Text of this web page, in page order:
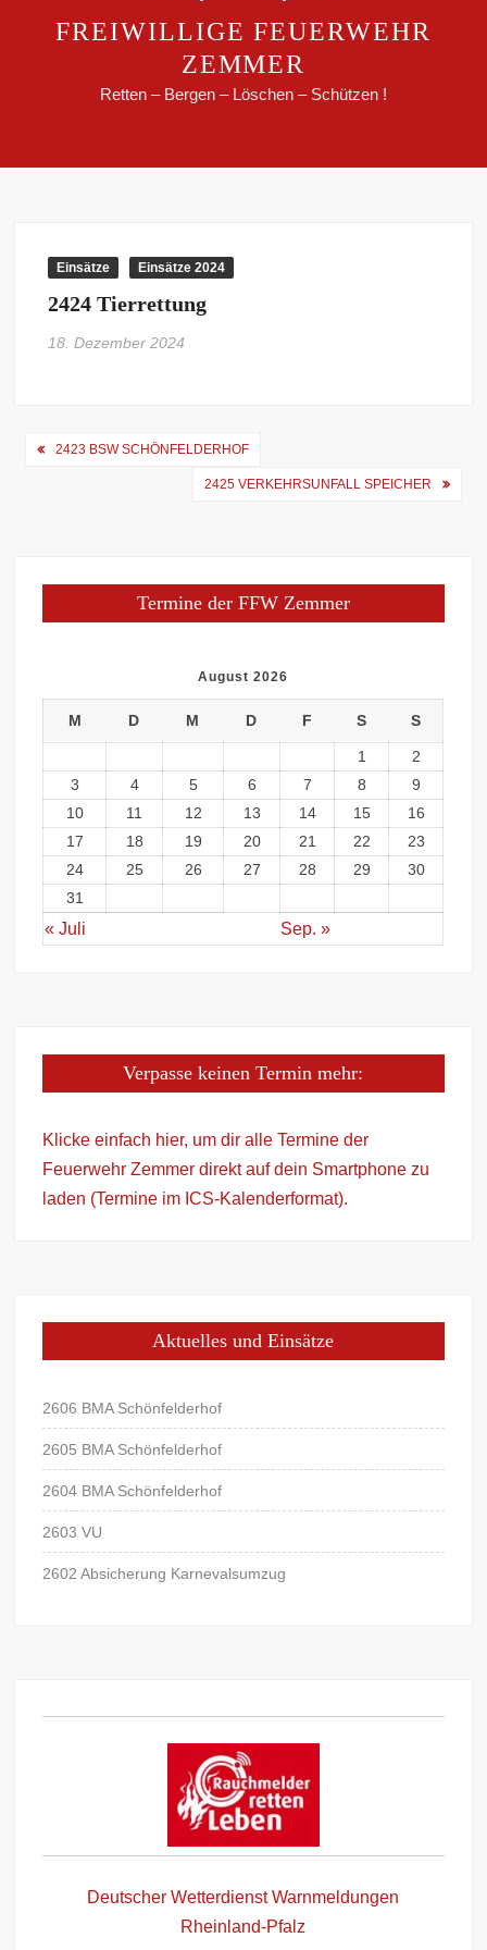
FREIWILLIGE FEUERWEHR
ZEMMER
Retten – Bergen – Löschen – Schützen !
Einsätze Einsätze 2024
2424 Tierrettung
18. Dezember 2024
Beitragsnavigation
2423 BSW SCHÖNFELDERHOF
2425 VERKEHRSUNFALL SPEICHER
Termine der FFW Zemmer
August 2026
M D M D F S S
1
2
3
4 5 6 7 8
9
10
11 12 13 14 15
16
17
18 19 20 21 22
23
24
25 26 27 28 29
30
31
« Juli Sep. »
Verpasse keinen Termin mehr:
Klicke einfach hier, um dir alle Termine der
Feuerwehr Zemmer direkt auf dein Smartphone zu
laden (Termine im ICS-Kalenderformat).
Aktuelles und Einsätze
2606 BMA Schönfelderhof
2605 BMA Schönfelderhof
2604 BMA Schönfelderhof
2603 VU
2602 Absicherung Karnevalsumzug
Deutscher Wetterdienst Warnmeldungen
Rheinland-Pfalz